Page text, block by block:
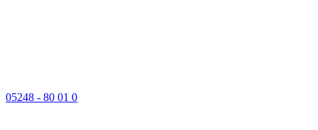
05248 - 80 01 0